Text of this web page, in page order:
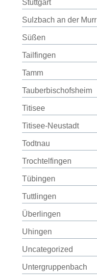
Stuttgart
Sulzbach an der Murr
Süßen
Tailfingen
Tamm
Tauberbischofsheim
Titisee
Titisee-Neustadt
Todtnau
Trochtelfingen
Tübingen
Tuttlingen
Überlingen
Uhingen
Uncategorized
Untergruppenbach